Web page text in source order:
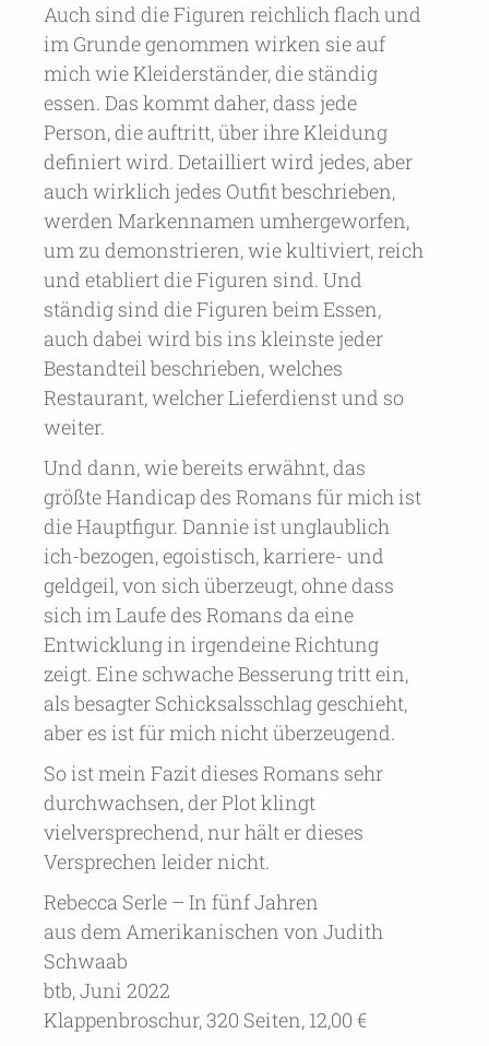
Auch sind die Figuren reichlich flach und
im Grunde genommen wirken sie auf
mich wie Kleiderständer, die ständig
essen. Das kommt daher, dass jede
Person, die auftritt, über ihre Kleidung
definiert wird. Detailliert wird jedes, aber
auch wirklich jedes Outfit beschrieben,
werden Markennamen umhergeworfen,
um zu demonstrieren, wie kultiviert, reich
und etabliert die Figuren sind. Und
ständig sind die Figuren beim Essen,
auch dabei wird bis ins kleinste jeder
Bestandteil beschrieben, welches
Restaurant, welcher Lieferdienst und so
weiter.
Und dann, wie bereits erwähnt, das
größte Handicap des Romans für mich ist
die Hauptfigur. Dannie ist unglaublich
ich-bezogen, egoistisch, karriere- und
geldgeil, von sich überzeugt, ohne dass
sich im Laufe des Romans da eine
Entwicklung in irgendeine Richtung
zeigt. Eine schwache Besserung tritt ein,
als besagter Schicksalsschlag geschieht,
aber es ist für mich nicht überzeugend.
So ist mein Fazit dieses Romans sehr
durchwachsen, der Plot klingt
vielversprechend, nur hält er dieses
Versprechen leider nicht.
Rebecca Serle – In fünf Jahren
aus dem Amerikanischen von Judith
Schwaab
btb, Juni 2022
Klappenbroschur, 320 Seiten, 12,00 €